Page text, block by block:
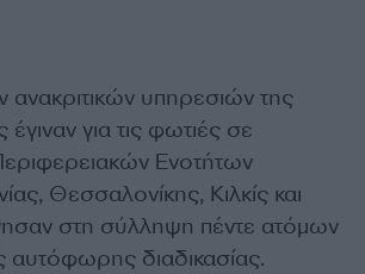
ανακριτικών υπηρεσιών της
για τις φωτιές σε
Ενοτήτων
Θεσσαλονίκης, Κιλκίς και
στη σύλληψη πέντε ατόμων
αυτόφωρης διαδικασίας.